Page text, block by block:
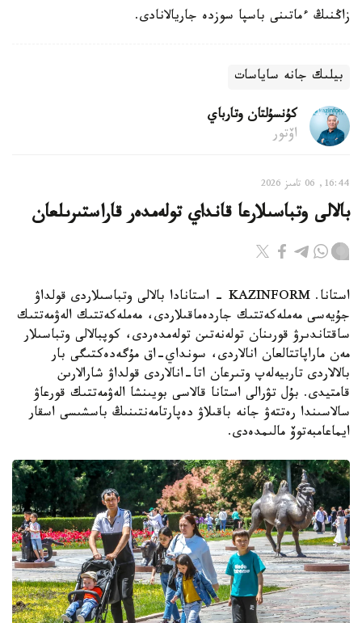
زاڭنىڭ ءماتىنى باسپا سوزدە جاريالانادى.
بيلىك جانە ساياسات
كۇنسۇلتان وتارباي
اۆتور
16:44, 06 تامىز 2026
بالالى وتباسىلارعا قانداي تولەمدەر قاراستىرىلعان
استانا. KAZINFORM - استانادا بالالى وتباسىلاردى قولداۋ
جۇيەسى مەملەكەتتىك جاردەماقىلاردى، مەملەكەتتىك الەۋمەتتىك
ساقتاندىرۋ قورىنان تولەنەتىن تولەمدەردى، كوپبالالى وتباسىلار
مەن ماراپاتتالعان انالاردى، سونداي-اق مۇگەدەكتىگى بار
بالالاردى تاربيەلەپ وتىرعان اتا-انالاردى قولداۋ شارالارىن
قامتيدى. بۇل تۋرالى استانا قالاسى بويىنشا الەۋمەتتىك قورعاۋ
سالاسىندا رەتتەۋ جانە باقىلاۋ دەپارتامەنتىنىڭ باسشىسى اسقار
ايماعامبەتوۆ مالىمدەدى.